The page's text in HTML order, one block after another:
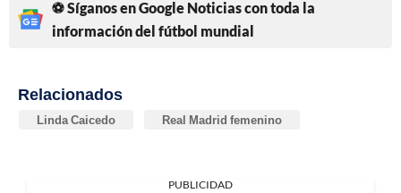
⚽ Síganos en Google Noticias con toda la
información del fútbol mundial
Relacionados
Linda Caicedo Real Madrid femenino
PUBLICIDAD